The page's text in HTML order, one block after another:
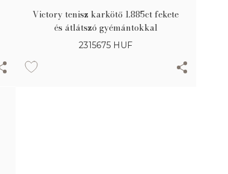
Victory tenisz karkötő 1.885ct fekete
és átlátszó gyémántokkal
2315675 HUF